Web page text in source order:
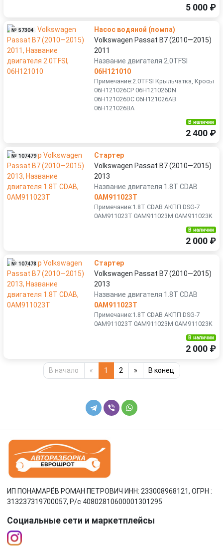
5 000 ₽
№ 57304
Насос водяной (помпа)
Volkswagen Passat B7 (2010—2015)
2011
Название двигателя 2.0TFSI
06H121010
Примечание:2.0TFSI Крыльчатка, Кросы
06H121026CP 06H121026DN
06H121026DC 06H121026AB
06H121026BA
В наличии
2 400 ₽
№ 107479
Стартер
Volkswagen Passat B7 (2010—2015)
2013
Название двигателя 1.8T CDAB
0AM911023T
Примечание:1.8T CDAB АКПП DSG-7
0AM911023T 0AM911023M 0AM911023K
В наличии
2 000 ₽
№ 107478
Стартер
Volkswagen Passat B7 (2010—2015)
2013
Название двигателя 1.8T CDAB
0AM911023T
Примечание:1.8T CDAB АКПП DSG-7
0AM911023T 0AM911023M 0AM911023K
В наличии
2 000 ₽
В начало « 1 2 » В конец
ИП ПОНАМАРЁВ РОМАН ПЕТРОВИЧ ИНН: 233008968121, ОГРН :
313237319700057, Р/c 40802810600001301295
Социальные сети и маркетплейсы